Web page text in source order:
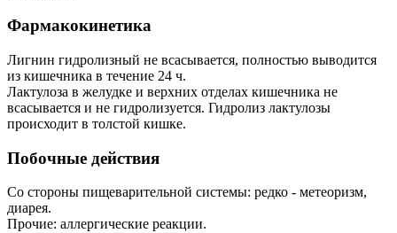
Фармакокинетика
Лигнин гидролизный не всасывается, полностью выводится
из кишечника в течение 24 ч.
Лактулоза в желудке и верхних отделах кишечника не
всасывается и не гидролизуется. Гидролиз лактулозы
происходит в толстой кишке.
Побочные действия
Со стороны пищеварительной системы: редко - метеоризм,
диарея.
Прочие: аллергические реакции.